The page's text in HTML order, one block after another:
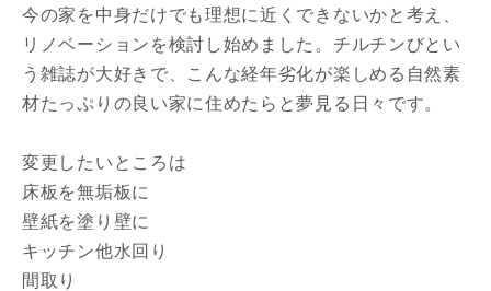
今の家を中身だけでも理想に近くできないかと考え、
リノベーションを検討し始めました。チルチンびとい
う雑誌が大好きで、こんな経年劣化が楽しめる自然素
材たっぷりの良い家に住めたらと夢見る日々です。
変更したいところは
床板を無垢板に
壁紙を塗り壁に
キッチン他水回り
間取り